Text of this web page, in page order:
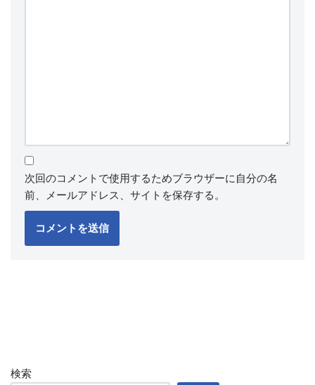
次回のコメントで使用するためブラウザーに自分の名
前、メールアドレス、サイトを保存する。
検索